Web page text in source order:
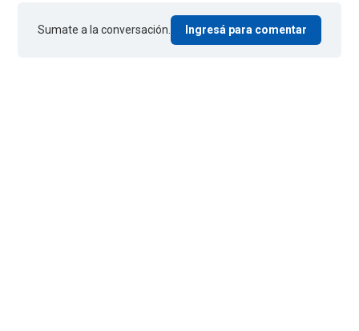
Sumate a la conversación. Ingresá para comentar